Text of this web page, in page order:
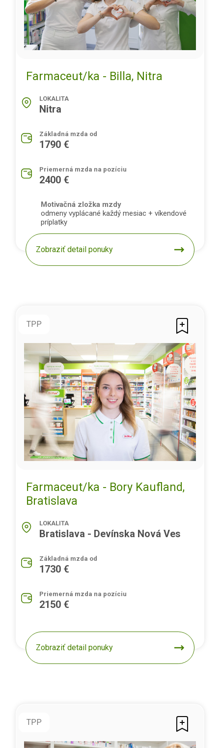
Farmaceut/ka - Billa, Nitra
LOKALITA
Nitra
Základná mzda od
1790 €
Priemerná mzda na pozíciu
2400 €
Motivačná zložka mzdy
odmeny vyplácané každý mesiac + víkendové
príplatky
Zobraziť detail ponuky
TPP
Farmaceut/ka - Bory Kaufland,
Bratislava
LOKALITA
Bratislava - Devínska Nová Ves
Základná mzda od
1730 €
Priemerná mzda na pozíciu
2150 €
Zobraziť detail ponuky
TPP